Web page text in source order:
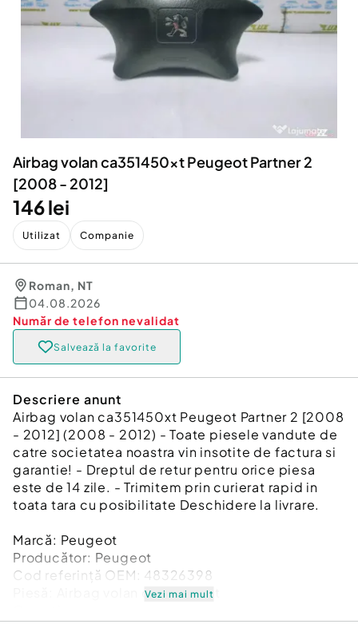
Servicii
Animale de companie
Afaceri și echipamente profesionale
Inchiriere Bunuri si Vehicule
Utilaje agricole si industriale
Piese auto si accesorii
Airbag volan ca351450xt Peugeot Partner 2
[2008 - 2012]
146 lei
Utilizat Companie
Roman, NT
04.08.2026
Număr de telefon nevalidat
Salvează la favorite
Descriere anunt
Airbag volan ca351450xt Peugeot Partner 2 [2008
- 2012] (2008 - 2012) - Toate piesele vandute de
catre societatea noastra vin insotite de factura si
garantie! - Dreptul de retur pentru orice piesa
este de 14 zile. - Trimitem prin curierat rapid in
toata tara cu posibilitate Deschidere la livrare.
Marcă: Peugeot
Producător: Peugeot
Cod referinţă OEM: 48326398
Piesă: Airbag volan ca351450xt
Vezi mai mult